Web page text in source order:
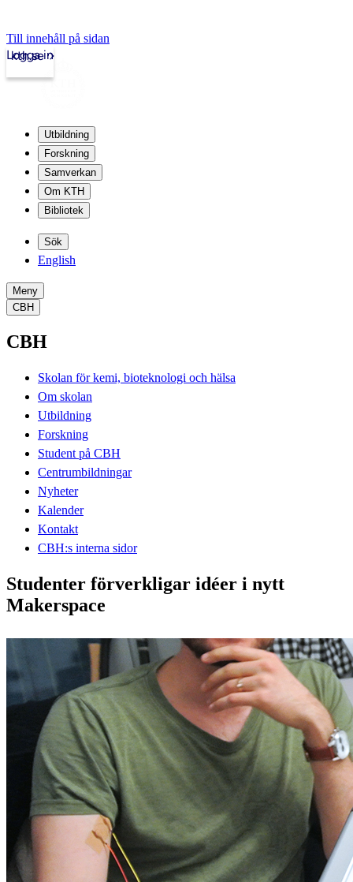
Till innehåll på sidan
kth.se
Logga in
Utbildning
Forskning
Samverkan
Om KTH
Bibliotek
Sök
English
Meny
CBH
CBH
Skolan för kemi, bioteknologi och hälsa
Om skolan
Utbildning
Forskning
Student på CBH
Centrumbildningar
Nyheter
Kalender
Kontakt
CBH:s interna sidor
Studenter förverkligar idéer i nytt
Makerspace